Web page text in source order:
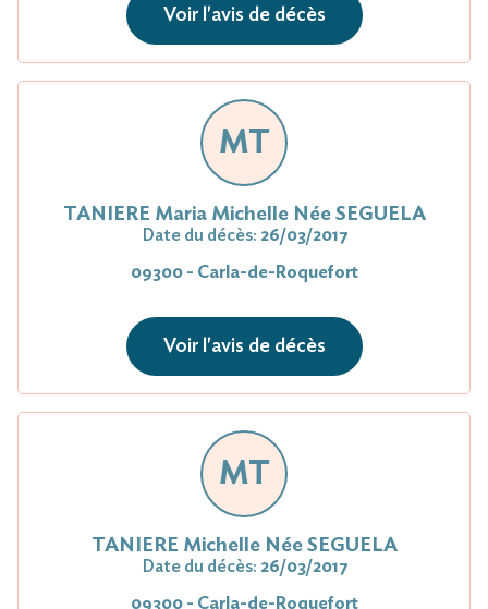
Voir l'avis de décès
MT
TANIERE Maria Michelle Née SEGUELA
Date du décès: 26/03/2017
09300 - Carla-de-Roquefort
Voir l'avis de décès
MT
TANIERE Michelle Née SEGUELA
Date du décès: 26/03/2017
09300 - Carla-de-Roquefort